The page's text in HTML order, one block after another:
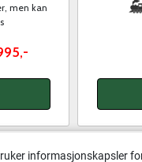
men kan
informasjonskapsler